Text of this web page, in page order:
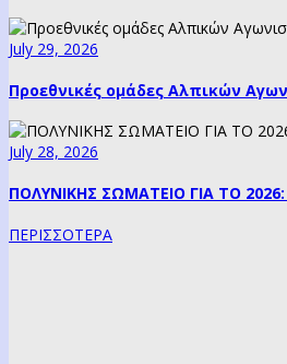
July 29, 2026
Προεθνικές ομάδες Αλπικών
July 28, 2026
ΠΟΛΥΝΙΚΗΣ ΣΩΜΑΤΕΙΟ ΓΙΑ ΤΟ
ΠΕΡΙΣΣΟΤΕΡΑ